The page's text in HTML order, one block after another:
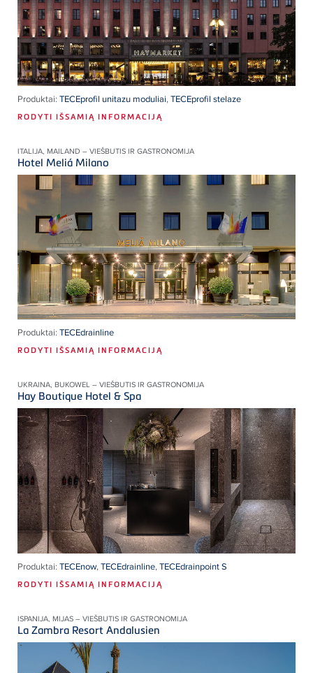
Produktai: TECEprofil unitazu moduliai,TECEprofil stelaze
RODYTI IŠSAMIĄ INFORMACIJĄ
ITALIJA, MAILAND – VIEŠBUTIS IR GASTRONOMIJA
Hotel Meliá Milano
Produktai: TECEdrainline
RODYTI IŠSAMIĄ INFORMACIJĄ
UKRAINA, BUKOWEL – VIEŠBUTIS IR GASTRONOMIJA
Hay Boutique Hotel & Spa
Produktai: TECEnow,TECEdrainline,TECEdrainpoint S
RODYTI IŠSAMIĄ INFORMACIJĄ
ISPANIJA, MIJAS – VIEŠBUTIS IR GASTRONOMIJA
La Zambra Resort Andalusien